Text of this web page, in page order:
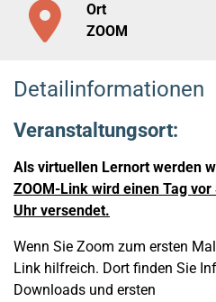
Ort
ZOOM
Detailinformationen
Veranstaltungsort:
Als virtuellen Lernort werden
ZOOM-Link wird einen Tag
Uhr versendet.
Wenn Sie Zoom zum ersten
Link hilfreich. Dort finden Sie
Downloads und ersten